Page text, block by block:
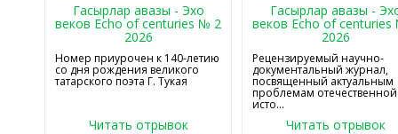
Гасырлар авазы - Эхо
веков Echo of centuries № 2
2026
Номер приурочен к 140-летию
со дня рождения великого
татарского поэта Г. Тукая
Читать отрывок
Гасырлар авазы -
веков Echo of
2026
Рецензируемый научно-
документальный журнал,
посвященный актуальным
проблемам отечественной
исто...
Читать отрывок